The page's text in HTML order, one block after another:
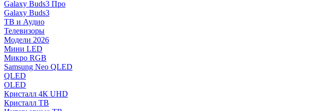
Galaxy Buds3 Про
Galaxy Buds3
ТВ и Аудио
Телевизоры
Модели 2026
Мини LED
Микро RGB
Samsung Neo QLED
QLED
OLED
Кристалл 4К UHD
Кристалл ТВ